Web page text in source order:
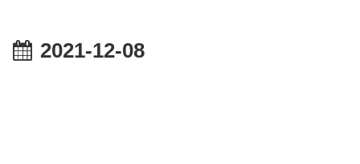
2021-12-08